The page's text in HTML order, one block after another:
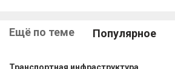
Ещё по теме Популярное